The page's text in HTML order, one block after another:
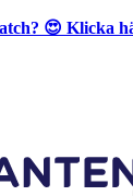
😍 Klicka